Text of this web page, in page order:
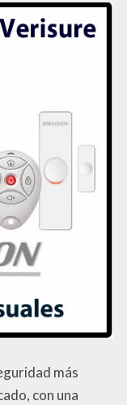
más
con una